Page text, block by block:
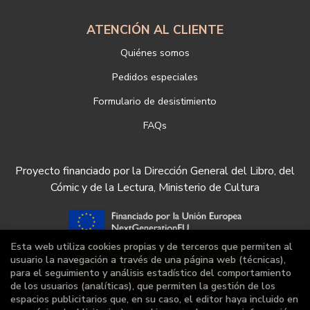
ATENCIÓN AL CLIENTE
Quiénes somos
Pedidos especiales
Formulario de desistimiento
FAQs
Proyecto financiado por la Dirección General del Libro, del
Cómic y de la Lectura, Ministerio de Cultura
Esta web utiliza cookies propias y de terceros que permiten al
usuario la navegación a través de una página web (técnicas),
para el seguimiento y análisis estadístico del comportamiento
de los usuarios (analíticas), que permiten la gestión de los
espacios publicitarios que, en su caso, el editor haya incluido en